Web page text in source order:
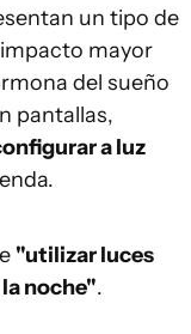
un tipo de
mayor
del sueño
pantallas,
a luz
"utilizar luces
noche".